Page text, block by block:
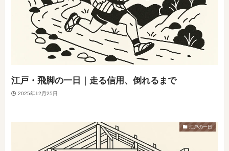
江戸・飛脚の一日｜走る信用、倒れるまで
2025年12月25日
江戸の一日